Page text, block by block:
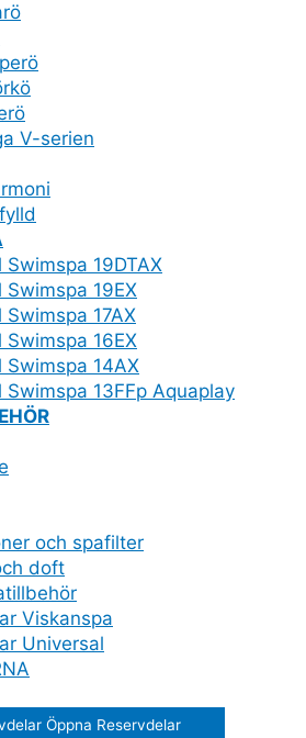
V-serien
Swimspa 19DTAX
Swimspa 19EX
17AX
Swimspa 16EX
Swimspa 14AX
Swimspa 13FFp Aquaplay
och spafilter
doft
Viskanspa
Universal
Öppna Reservdelar